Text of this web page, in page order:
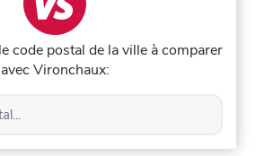
code postal de la ville à comparer
avec Vironchaux: